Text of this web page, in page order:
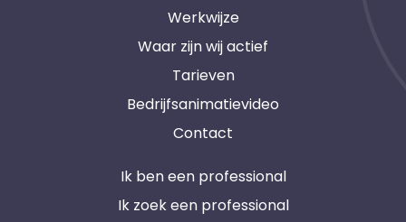
Werkwijze
Waar zijn wij actief
Tarieven
Bedrijfsanimatievideo
Contact
Ik ben een professional
Ik zoek een professional